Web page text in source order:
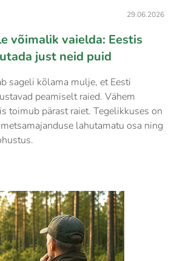
29.06.2026
võimalik vaielda: Eestis
just neid puid
sageli kõlama mulje, et Eesti
peamiselt raied. Vähem
toimub pärast raiet. Tegelikkuses on
lahutamatu osa ning